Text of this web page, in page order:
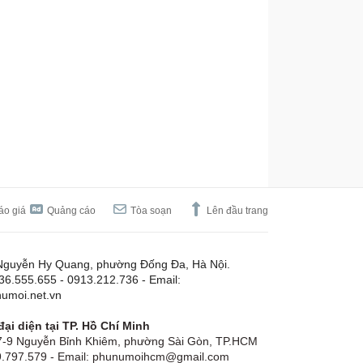
giá Quảng cáo Tòa soạn Lên đầu trang
Hy Quang, phường Đống Đa, Hà Nội.
- 0913.212.736 - Email:
diện tại TP. Hồ Chí Minh
9 Nguyễn Bỉnh Khiêm, phường Sài Gòn, TP.HCM
- Email: phunumoihcm@gmail.com